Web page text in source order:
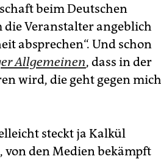
beim Deutschen
Veranstalter angeblich
absprechen“. Und schon
Allgemeinen, dass in der
wird, die geht ­gegen mich
steckt ja Kalkül
von den Medien bekämpft